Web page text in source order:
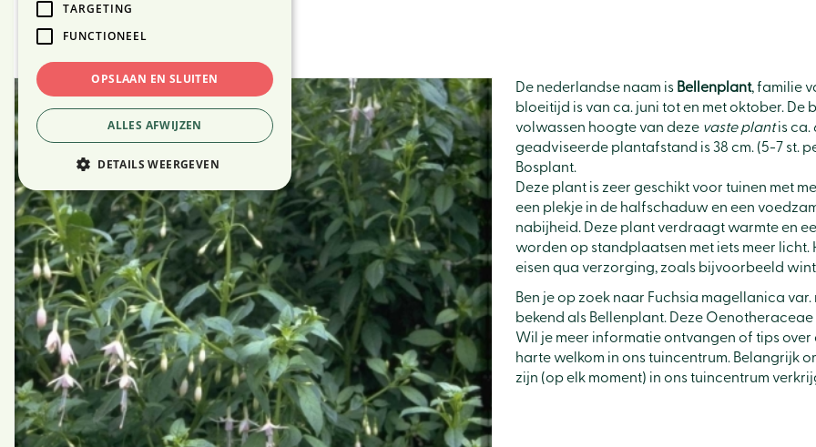
Bellenplant
De nederlandse naam is Bellenplant, familie
bloeitijd is van ca. juni tot en met oktober. De
volwassen hoogte van deze vaste plantis ca.
geadviseerde plantafstand is 38 cm. (5-7 st.
Bosplant.
Deze plant is zeer geschikt voor tuinen met
een plekje in de halfschaduw en een
nabijheid. Deze plant verdraagt warmte en
worden op standplaatsen met iets meer licht.
eisen qua verzorging, zoals bijvoorbeeld
Ben je op zoek naar Fuchsia magellanica
bekend als Bellenplant. Deze
Wil je meer informatie ontvangen of tips
harte welkom in ons tuincentrum. Belangrijk
zijn (op elk moment) in ons tuincentrum
TARGETING
FUNCTIONEEL
OPSLAAN EN SLUITEN
ALLES AFWIJZEN
DETAILS WEERGEVEN